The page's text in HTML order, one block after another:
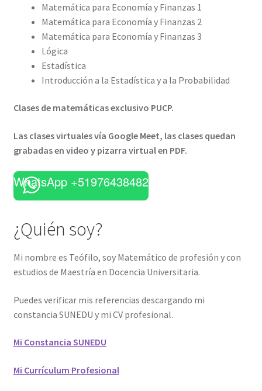
Matemática para Economía y Finanzas 1
Matemática para Economía y Finanzas 2
Matemática para Economía y Finanzas 3
Lógica
Estadística
Introducción a la Estadística y a la Probabilidad
Clases de matemáticas exclusivo PUCP.
Las clases virtuales vía Google Meet, las clases quedan
grabadas en video y pizarra virtual en PDF.
WhatsApp +51976438482
¿Quién soy?
Mi nombre es Teófilo, soy Matemático de profesión y con
estudios de Maestría en Docencia Universitaria.
Puedes verificar mis referencias descargando mi
constancia SUNEDU y mi CV profesional.
Mi Constancia SUNEDU
Mi Currículum Profesional